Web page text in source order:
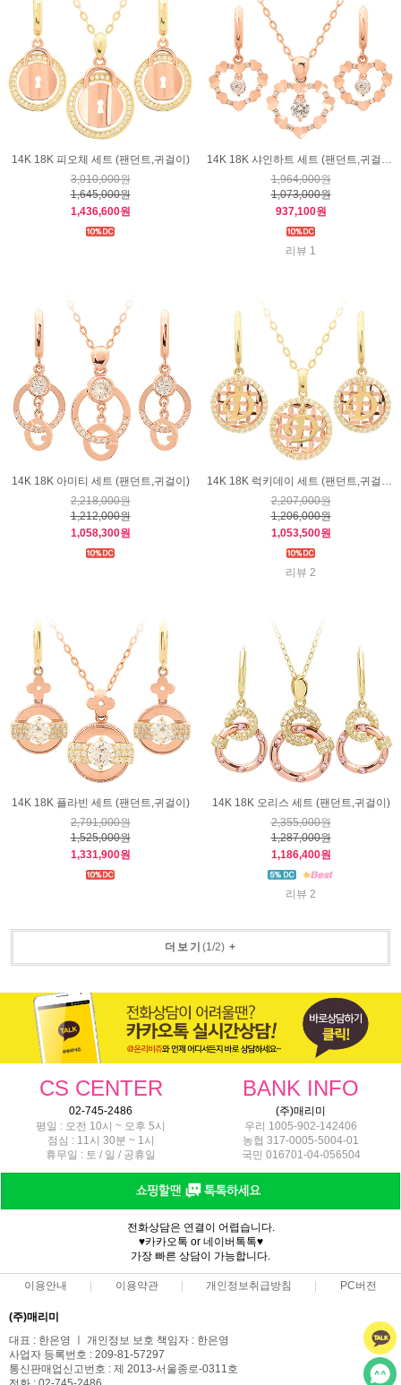
14K 18K 피오체 세트 (팬던트,귀걸이)
3,010,000원
1,645,000원
1,436,600원
14K 18K 샤인하트 세트 (팬던트,귀걸이)
1,964,000원
1,073,000원
937,100원
리뷰 1
14K 18K 아미티 세트 (팬던트,귀걸이)
2,218,000원
1,212,000원
1,058,300원
14K 18K 럭키데이 세트 (팬던트,귀걸이)
2,207,000원
1,206,000원
1,053,500원
리뷰 2
14K 18K 플라빈 세트 (팬던트,귀걸이)
2,791,000원
1,525,000원
1,331,900원
14K 18K 오리스 세트 (팬던트,귀걸이)
2,355,000원
1,287,000원
1,186,400원
리뷰 2
더보기 (1/2)+
CS CENTER BANK INFO
02-745-2486
(주)매리미
평일 : 오전 10시 ~ 오후 5시
점심 : 11시 30분 ~ 1시
휴무일 : 토 / 일 / 공휴일
우리 1005-902-142406
농협 317-0005-5004-01
국민 016701-04-056504
전화상담은 연결이 어렵습니다.
♥카카오톡 or 네이버톡톡♥
가장 빠른 상담이 가능합니다.
이용안내 이용약관 개인정보취급방침 PC버전
(주)매리미
대표 : 한은영 ㅣ 개인정보 보호 책임자 : 한은영
사업자 등록번호 : 209-81-57297
통신판매업신고번호 : 제 2013-서울종로-0311호